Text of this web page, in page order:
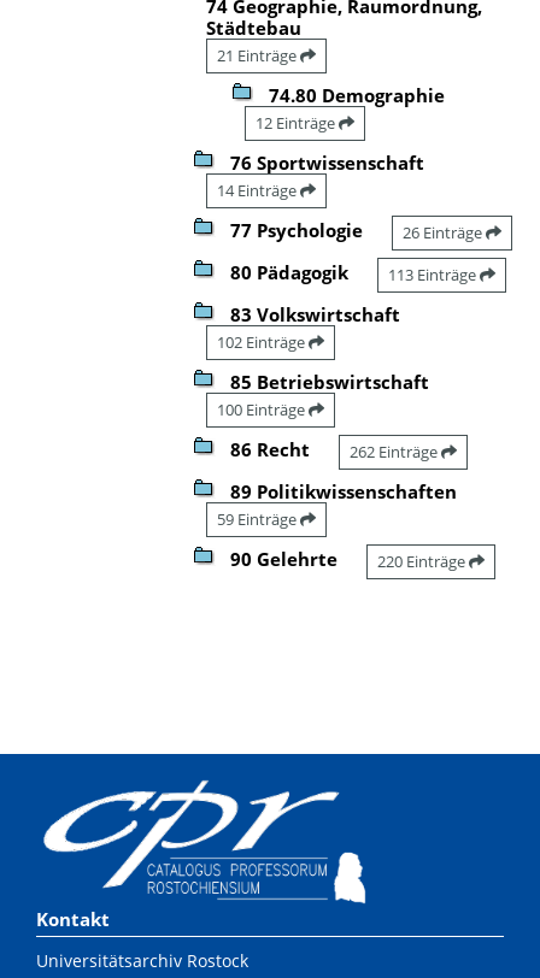
74 Geographie, Raumordnung,
Städtebau
21 Einträge
74.80 Demographie
12 Einträge
76 Sportwissenschaft
14 Einträge
77 Psychologie 26 Einträge
80 Pädagogik 113 Einträge
83 Volkswirtschaft
102 Einträge
85 Betriebswirtschaft
100 Einträge
86 Recht 262 Einträge
89 Politikwissenschaften
59 Einträge
90 Gelehrte 220 Einträge
Kontakt
Universitätsarchiv Rostock